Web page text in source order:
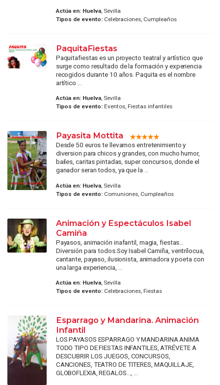
Actúa en: Huelva, Sevilla
Tipos de evento:Celebraciones, Cumpleaños
PaquitaFiestas
Paquitafiestas es un proyecto teatral y artístico que
surge como resultado de la formación y experiencia
recogidos durante 10 años. Paquita es el nombre
artítico ...
Actúa en: Huelva, Sevilla
Tipos de evento:Eventos, Fiestas infantiles
Payasita Mottita
Desde 50 euros te llevamos entretenimiento y
diversion para chicos y grandes, con mucho humor,
bailes, caritas pintadas, super concursos, donde el
ganador seran todos, ya que la ...
Actúa en: Huelva, Sevilla
Tipos de evento:Comuniones, Cumpleaños
Animación y Espectáculos Isabel
Camiña
Payasos, animación inafantil, magia, fiestas...
Diversión para todos.Soy Isabel Camiña, ventrílocua,
cantante, payaso, ilusionista, animadora y poeta con
una larga experiencia, ...
Actúa en: Huelva, Sevilla
Tipos de evento:Celebraciones, Fiestas
Esparrago y Mandarina. Animación
Infantil
LOS PAYASOS ESPARRAGO Y MANDARINA ANIMA
TODO TIPO DE FIESTAS INFANTILES, ATRÉVETE A
DESCUBRIR LOS JUEGOS, CONCURSOS,
CANCIONES, TEATRO DE TITERES, MAQUILLAJE,
GLOBOFLEXIA, REGALOS..., ...